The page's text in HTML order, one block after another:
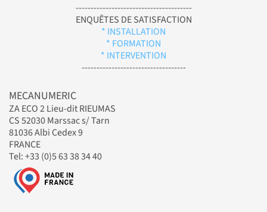
---------------------------------------
ENQUÊTES DE SATISFACTION
* INSTALLATION
* FORMATION
* INTERVENTION
-----------------------------------
MECANUMERIC
ZA ECO 2 Lieu-dit RIEUMAS
CS 52030 Marssac s/ Tarn
81036 Albi Cedex 9
FRANCE
Tel: +33 (0)5 63 38 34 40